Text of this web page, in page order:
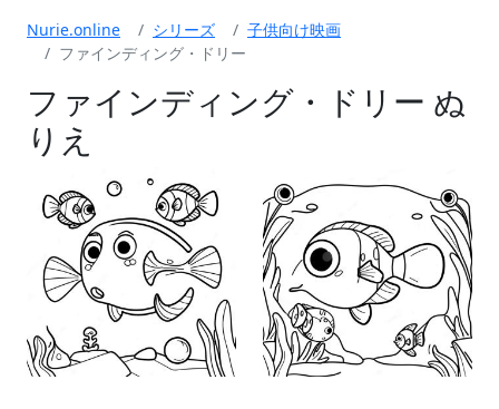
Nurie.online シリーズ
子供向け映画
ファインディング・ドリー
ファインディング・ドリー ぬ
りえ